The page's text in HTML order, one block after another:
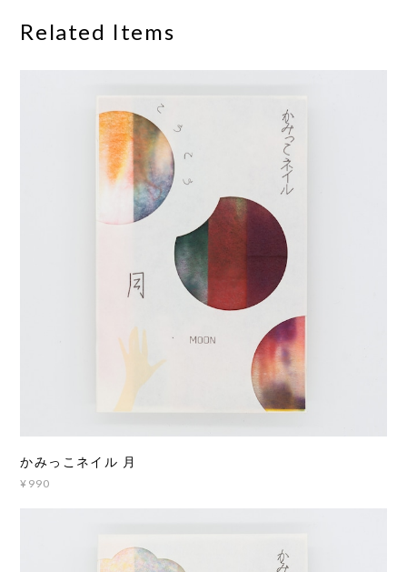
Related Items
かみっこネイル 月
¥990